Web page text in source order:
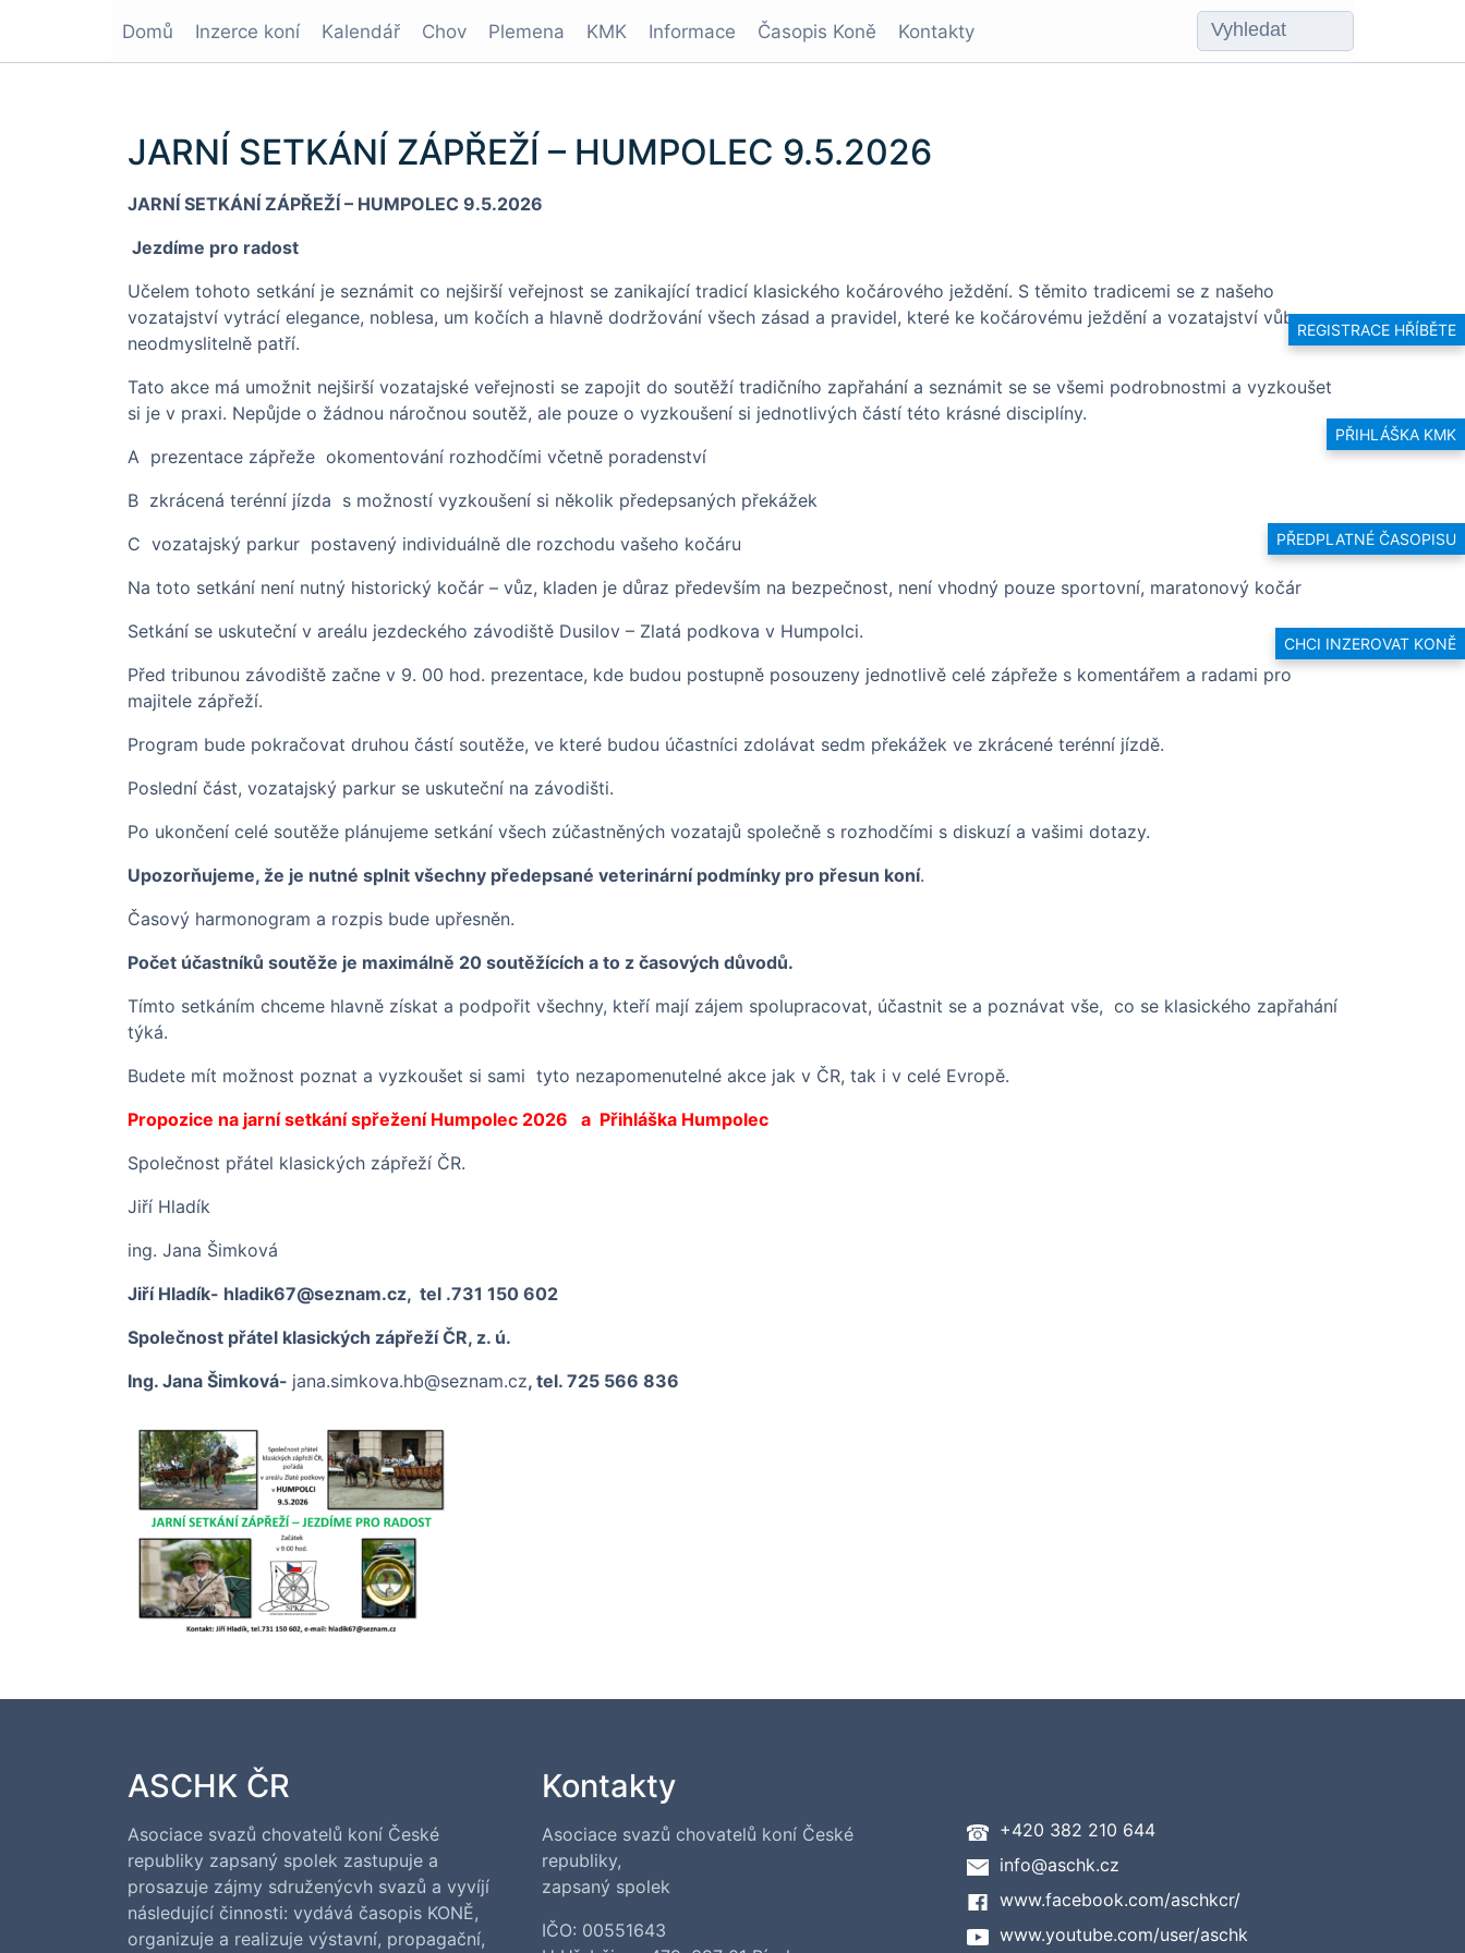
REGISTRACE HŘÍBĚTE
PŘIHLÁŠKA KMK
PŘEDPLATNÉ ČASOPISU
CHCI INZEROVAT KONĚ
Domů Inzerce koní Kalendář Chov Plemena KMK Informace Časopis Koně Kontakty
JARNÍ SETKÁNÍ ZÁPŘEŽÍ – HUMPOLEC 9.5.2026
JARNÍ SETKÁNÍ ZÁPŘEŽÍ – HUMPOLEC 9.5.2026
Jezdíme pro radost
Učelem tohoto setkání je seznámit co nejširší veřejnost se zanikající tradicí klasického kočárového ježdění. S těmito tradicemi se z našeho
vozatajství vytrácí elegance, noblesa, um kočích a hlavně dodržování všech zásad a pravidel, které ke kočárovému ježdění a vozatajství vůbec
neodmyslitelně patří.
Tato akce má umožnit nejširší vozatajské veřejnosti se zapojit do soutěží tradičního zapřahání a seznámit se se všemi podrobnostmi a vyzkoušet
si je v praxi. Nepůjde o žádnou náročnou soutěž, ale pouze o vyzkoušení si jednotlivých částí této krásné disciplíny.
A prezentace zápřeže okomentování rozhodčími včetně poradenství
B zkrácená terénní jízda s možností vyzkoušení si několik předepsaných překážek
C vozatajský parkur postavený individuálně dle rozchodu vašeho kočáru
Na toto setkání není nutný historický kočár – vůz, kladen je důraz především na bezpečnost, není vhodný pouze sportovní, maratonový kočár
Setkání se uskuteční v areálu jezdeckého závodiště Dusilov – Zlatá podkova v Humpolci.
Před tribunou závodiště začne v 9. 00 hod. prezentace, kde budou postupně posouzeny jednotlivě celé zápřeže s komentářem a radami pro
majitele zápřeží.
Program bude pokračovat druhou částí soutěže, ve které budou účastníci zdolávat sedm překážek ve zkrácené terénní jízdě.
Poslední část, vozatajský parkur se uskuteční na závodišti.
Po ukončení celé soutěže plánujeme setkání všech zúčastněných vozatajů společně s rozhodčími s diskuzí a vašimi dotazy.
Upozorňujeme, že je nutné splnit všechny předepsané veterinární podmínky pro přesun koní.
Časový harmonogram a rozpis bude upřesněn.
Počet účastníků soutěže je maximálně 20 soutěžících a to z časových důvodů.
Tímto setkáním chceme hlavně získat a podpořit všechny, kteří mají zájem spolupracovat, účastnit se a poznávat vše, co se klasického zapřahání
týká.
Budete mít možnost poznat a vyzkoušet si sami tyto nezapomenutelné akce jak v ČR, tak i v celé Evropě.
Propozice na jarní setkání spřežení Humpolec 2026 a Přihláška Humpolec
Společnost přátel klasických zápřeží ČR.
Jiří Hladík
ing. Jana Šimková
Jiří Hladík- hladik67@seznam.cz, tel .731 150 602
Společnost přátel klasických zápřeží ČR, z. ú.
Ing. Jana Šimková- jana.simkova.hb@seznam.cz, tel. 725 566 836
ASCHK ČR
Asociace svazů chovatelů koní České
republiky zapsaný spolek zastupuje a
prosazuje zájmy sdruženýcvh svazů a vyvíjí
následující činnosti: vydává časopis KONĚ,
organizuje a realizuje výstavní, propagační,
Kontakty
Asociace svazů chovatelů koní České
republiky,
zapsaný spolek
IČO: 00551643
+420 382 210 644
info@aschk.cz
www.facebook.com/aschkcr/
www.youtube.com/user/aschk